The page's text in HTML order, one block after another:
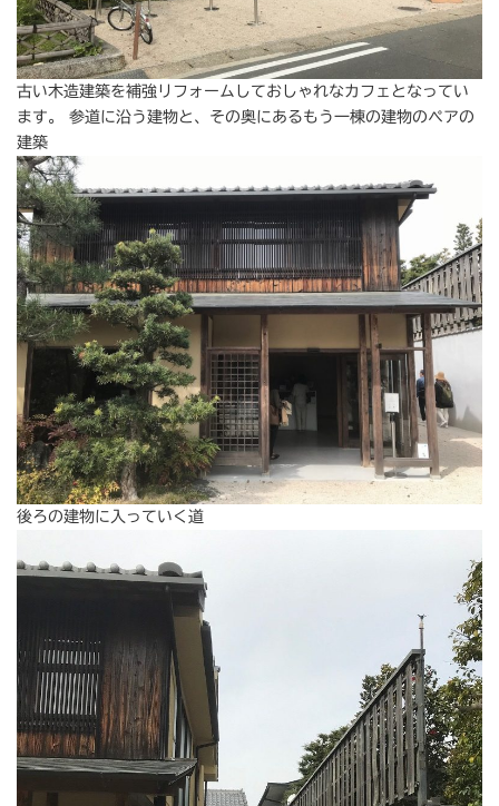
古い木造建築を補強リフォームしておしゃれなカフェとなってい
ます。 参道に沿う建物と、その奥にあるもう一棟の建物のペアの
建築
後ろの建物に入っていく道